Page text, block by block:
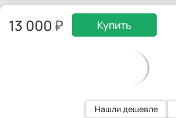
13 000 Купить
Нашли дешевле